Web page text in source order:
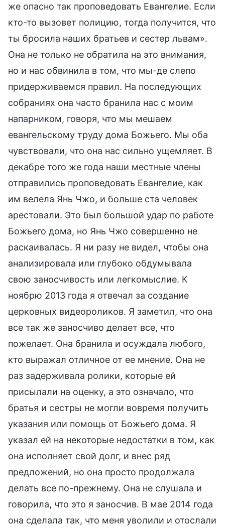
же опасно так проповедовать Евангелие. Если
кто-то вызовет полицию, тогда получится, что
ты бросила наших братьев и сестер львам».
Она не только не обратила на это внимания,
но и нас обвинила в том, что мы-де слепо
придерживаемся правил. На последующих
собраниях она часто бранила нас с моим
напарником, говоря, что мы мешаем
евангельскому труду дома Божьего. Мы оба
чувствовали, что она нас сильно ущемляет. В
декабре того же года наши местные члены
отправились проповедовать Евангелие, как
им велела Янь Чжо, и больше ста человек
арестовали. Это был большой удар по работе
Божьего дома, но Янь Чжо совершенно не
раскаивалась. Я ни разу не видел, чтобы она
анализировала или глубоко обдумывала
свою заносчивость или легкомыслие. К
ноябрю 2013 года я отвечал за создание
церковных видеороликов. Я заметил, что она
все так же заносчиво делает все, что
пожелает. Она бранила и осуждала любого,
кто выражал отличное от ее мнение. Она не
раз задерживала ролики, которые ей
присылали на оценку, а это означало, что
братья и сестры не могли вовремя получить
указания или помощь от Божьего дома. Я
указал ей на некоторые недостатки в том, как
она исполняет свой долг, и внес ряд
предложений, но она просто продолжала
делать все по-прежнему. Она не слушала и
говорила, что это я заносчив. В мае 2014 года
она сделала так, что меня уволили и отослали